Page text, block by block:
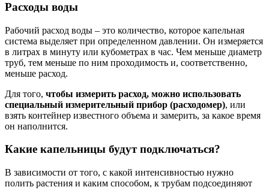
Расходы воды
Рабочий расход воды – это количество, которое капельная
система выделяет при определенном давлении. Он измеряется
в литрах в минуту или кубометрах в час. Чем меньше диаметр
труб, тем меньше по ним проходимость и, соответственно,
меньше расход.
Для того, чтобы измерить расход, можно использовать
специальный измерительный прибор (расходомер), или
взять контейнер известного объема и замерить, за какое время
он наполнится.
Какие капельницы будут подключаться?
В зависимости от того, с какой интенсивностью нужно
полить растения и каким способом, к трубам подсоединяют